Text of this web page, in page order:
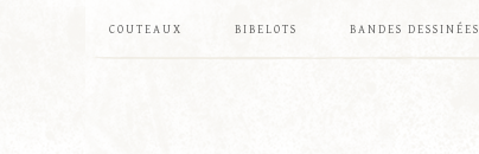
COUTEAUX BIBELOTS BANDES DESSINÉES